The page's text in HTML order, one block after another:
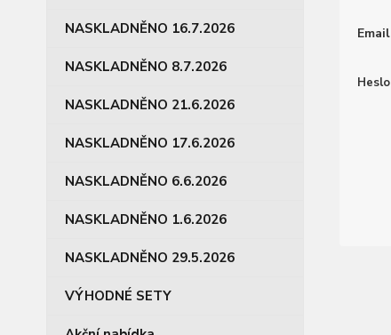
NASKLADNĚNO 16.7.2026
NASKLADNĚNO 8.7.2026
NASKLADNĚNO 21.6.2026
NASKLADNĚNO 17.6.2026
NASKLADNĚNO 6.6.2026
NASKLADNĚNO 1.6.2026
NASKLADNĚNO 29.5.2026
VÝHODNÉ SETY
Email
Heslo